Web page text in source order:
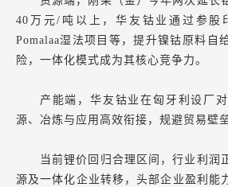
40万元/吨以上，华友钴业通过参股
Pomalaa湿法项目等，提升镍钴原料自
险，一体化模式成为其核心竞争力。
产能端，华友钴业在匈牙利设厂
源、冶炼与应用高效衔接，规避贸易壁
当前锂价回归合理区间，行业利润
源及一体化企业转移，头部企业盈利能